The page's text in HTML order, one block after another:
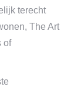
terecht
The Art
of